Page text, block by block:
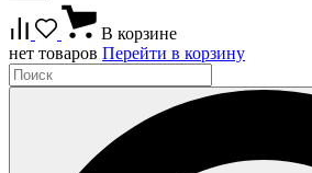
В корзине
нет товаров Перейти в корзину